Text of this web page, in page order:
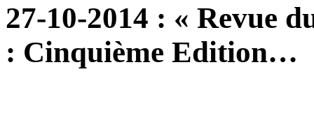
27-10-2014 : « Revue
: Cinquième Edition…